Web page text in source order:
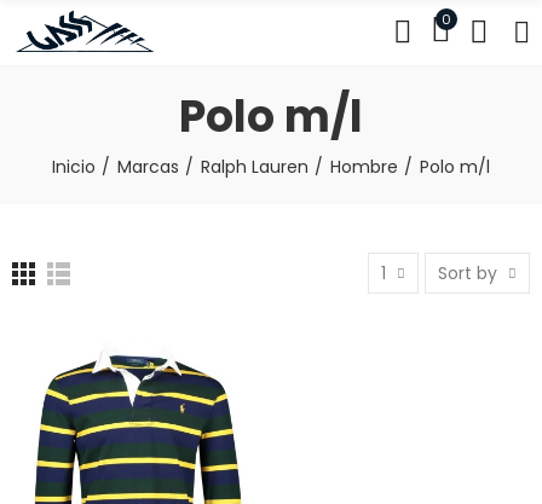
0
Polo m/l
Inicio Marcas Ralph Lauren Hombre Polo m/l
1 Sort by